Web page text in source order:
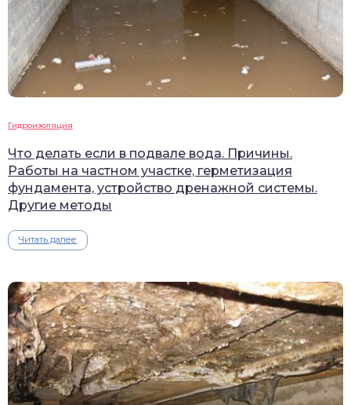
Гидроизоляция
Что делать если в подвале вода. Причины.
Работы на частном участке, герметизация
фундамента, устройство дренажной системы.
Другие методы
Читать далее